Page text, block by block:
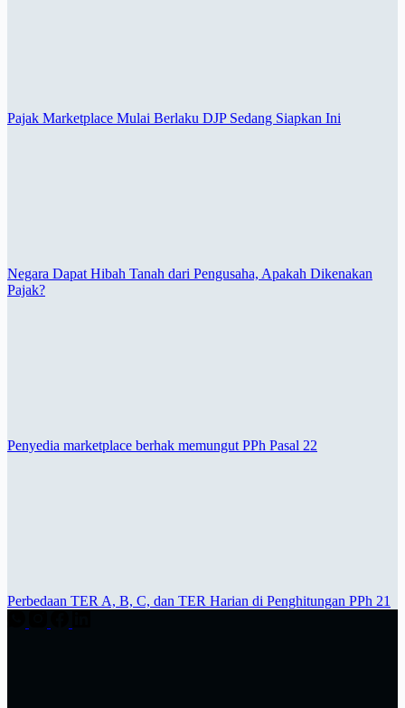
Pajak Marketplace Mulai Berlaku DJP Sedang Siapkan Ini
Negara Dapat Hibah Tanah dari Pengusaha, Apakah Dikenakan
Pajak?
Penyedia marketplace berhak memungut PPh Pasal 22
Perbedaan TER A, B, C, dan TER Harian di Penghitungan PPh 21